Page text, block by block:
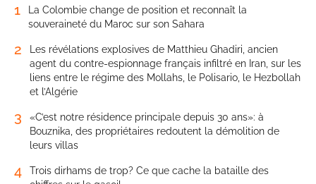
1
La Colombie change de position et reconnaît la
souveraineté du Maroc sur son Sahara
2
Les révélations explosives de Matthieu Ghadiri, ancien
agent du contre-espionnage français infiltré en Iran, sur les
liens entre le régime des Mollahs, le Polisario, le Hezbollah
et l’Algérie
3
«C’est notre résidence principale depuis 30 ans»: à
Bouznika, des propriétaires redoutent la démolition de
leurs villas
4
Trois dirhams de trop? Ce que cache la bataille des